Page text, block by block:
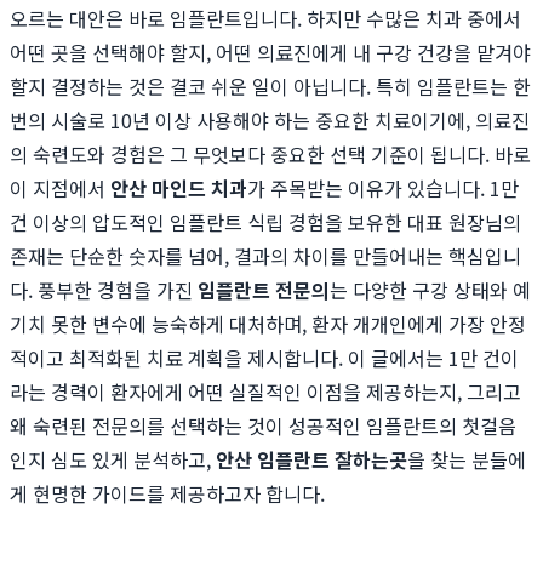
오르는 대안은 바로 임플란트입니다. 하지만 수많은 치과 중에서
어떤 곳을 선택해야 할지, 어떤 의료진에게 내 구강 건강을 맡겨야
할지 결정하는 것은 결코 쉬운 일이 아닙니다. 특히 임플란트는 한
번의 시술로 10년 이상 사용해야 하는 중요한 치료이기에, 의료진
의 숙련도와 경험은 그 무엇보다 중요한 선택 기준이 됩니다. 바로
이 지점에서 안산 마인드 치과가 주목받는 이유가 있습니다. 1만
건 이상의 압도적인 임플란트 식립 경험을 보유한 대표 원장님의
존재는 단순한 숫자를 넘어, 결과의 차이를 만들어내는 핵심입니
다. 풍부한 경험을 가진 임플란트 전문의는 다양한 구강 상태와 예
기치 못한 변수에 능숙하게 대처하며, 환자 개개인에게 가장 안정
적이고 최적화된 치료 계획을 제시합니다. 이 글에서는 1만 건이
라는 경력이 환자에게 어떤 실질적인 이점을 제공하는지, 그리고
왜 숙련된 전문의를 선택하는 것이 성공적인 임플란트의 첫걸음
인지 심도 있게 분석하고, 안산 임플란트 잘하는곳을 찾는 분들에
게 현명한 가이드를 제공하고자 합니다.